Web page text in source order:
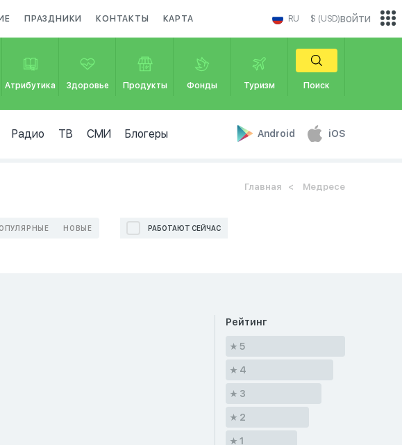
ПРАЗДНИКИ КОНТАКТЫ КАРТА RU $ (USD)
Атрибутика Здоровье Продукты Фонды Туризм Поиск
Радио ТВ СМИ Блогеры Android iOS
войти
Главная Медресе
НОВЫЕ РАБОТАЮТ СЕЙЧАС
Рейтинг
5
4
3
2
1